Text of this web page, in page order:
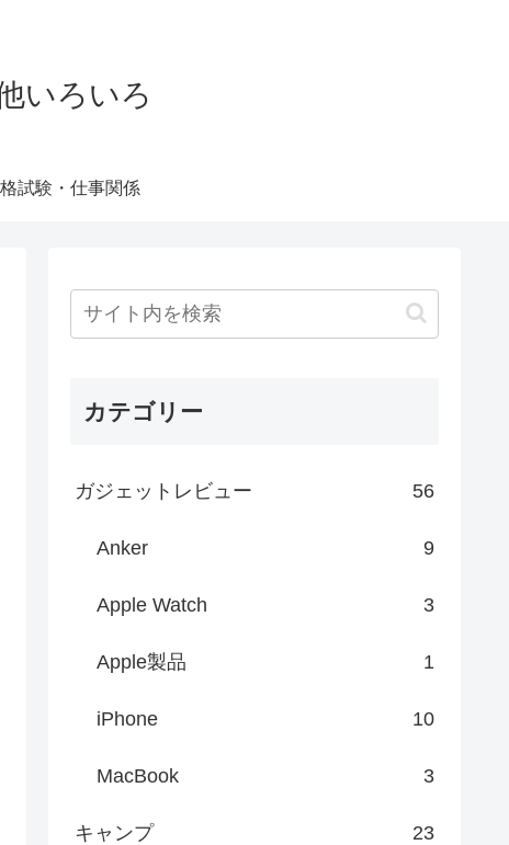
いろいろ
試験・仕事関係
カテゴリー
ガジェットレビュー 56
Anker 9
Apple Watch 3
Apple製品 1
iPhone 10
MacBook 3
キャンプ 23